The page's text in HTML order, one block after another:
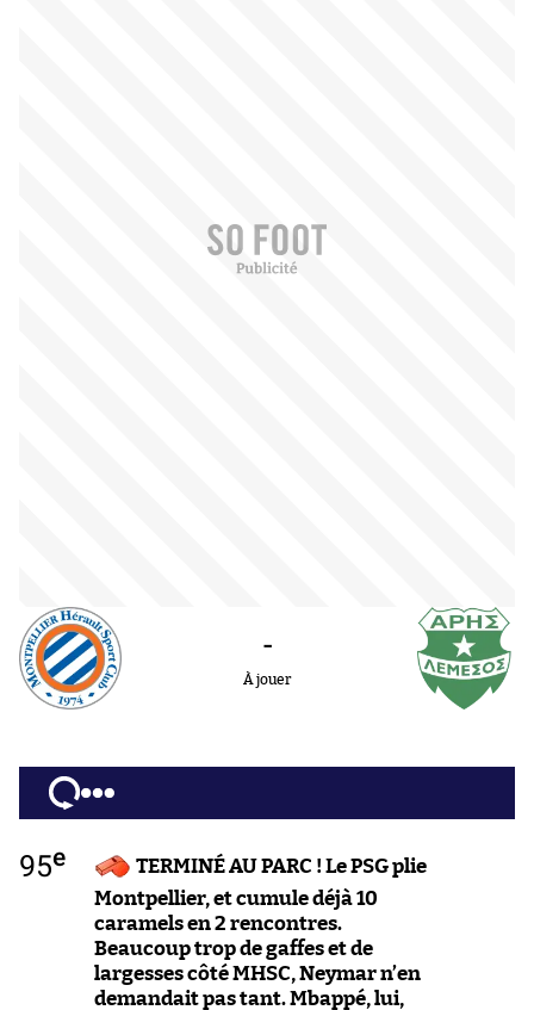
-
À jouer
95e
TERMINÉ AU PARC ! Le PSG plie
Montpellier, et cumule déjà 10
caramels en 2 rencontres.
Beaucoup trop de gaffes et de
largesses côté MHSC, Neymar n’en
demandait pas tant. Mbappé, lui,